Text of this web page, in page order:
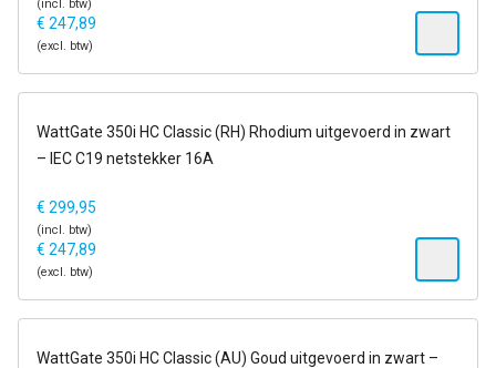
(incl. btw)
€ 247,89
(excl. btw)
6-13 dagen
WattGate 350i HC Classic (RH) Rhodium uitgevoerd in zwart
– IEC C19 netstekker 16A
€ 299,95
(incl. btw)
€ 247,89
(excl. btw)
6-13 dagen
WattGate 350i HC Classic (AU) Goud uitgevoerd in zwart –